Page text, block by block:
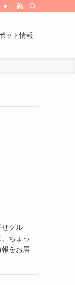
ット情報
せグル
ちょっ
をお届